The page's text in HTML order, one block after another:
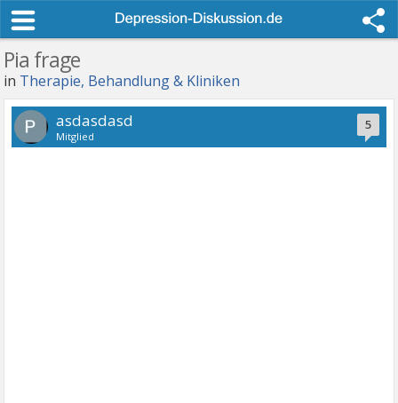
Pia frage
in Therapie, Behandlung & Kliniken
5
asdasdasd
Mitglied